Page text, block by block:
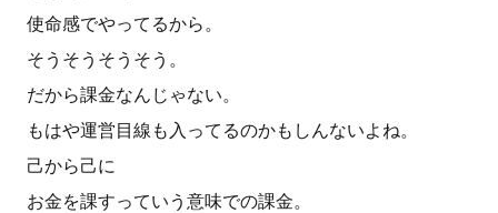
使命感でやってるから。
そうそうそうそう。
だから課金なんじゃない。
もはや運営目線も入ってるのかもしんないよね。
己から己に
お金を課すっていう意味での課金。